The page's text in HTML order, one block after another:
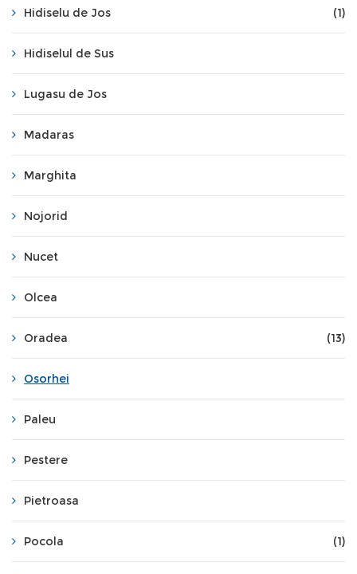
Hidiselu de Jos (1)
Hidiselul de Sus
Lugasu de Jos
Madaras
Marghita
Nojorid
Nucet
Olcea
Oradea (13)
Osorhei
Paleu
Pestere
Pietroasa
Pocola (1)